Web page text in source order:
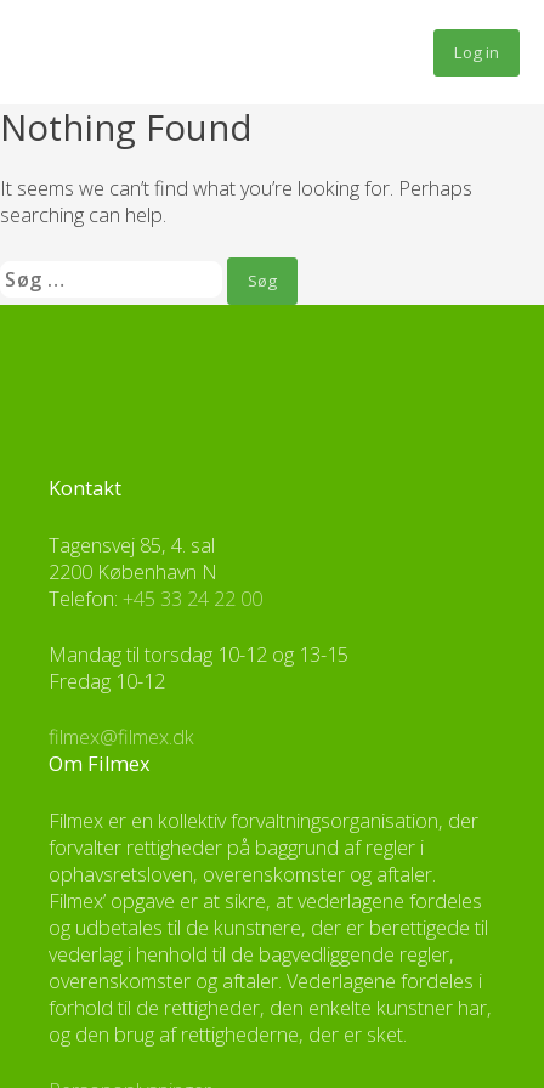
Log in
Nothing Found
It seems we can’t find what you’re looking for. Perhaps
searching can help.
Søg
efter:
Kontakt
Tagensvej 85, 4. sal
2200 København N
Telefon: +45 33 24 22 00
Mandag til torsdag 10-12 og 13-15
Fredag 10-12
filmex@filmex.dk
Om Filmex
Filmex er en kollektiv forvaltningsorganisation, der
forvalter rettigheder på baggrund af regler i
ophavsretsloven, overenskomster og aftaler.
Filmex’ opgave er at sikre, at vederlagene fordeles
og udbetales til de kunstnere, der er berettigede til
vederlag i henhold til de bagvedliggende regler,
overenskomster og aftaler. Vederlagene fordeles i
forhold til de rettigheder, den enkelte kunstner har,
og den brug af rettighederne, der er sket.